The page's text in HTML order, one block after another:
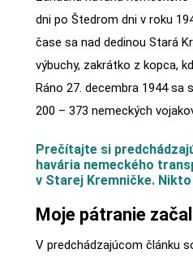
dni po Štedrom dni v roku
čase sa nad dedinou Stará
výbuchy, zakrátko z kopca,
Ráno 27. decembra 1944 sa
200 – 373 nemeckých
Prečítajte si
havária nemeckého
v Starej Kremničke. Nikto
Moje pátranie
V predchádzajúcom článku